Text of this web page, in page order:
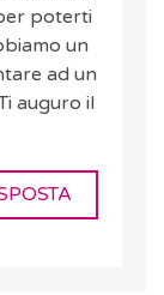
poterti
un
ad un
auguro il